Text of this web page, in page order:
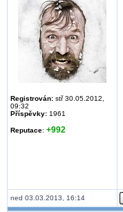
Registrován: stř 30.05.2012,
09:32
Příspěvky: 1961
Reputace: +992
ned 03.03.2013, 16:14